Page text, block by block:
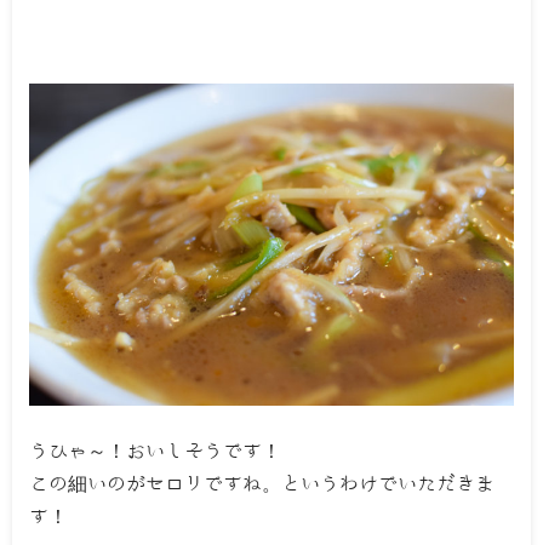
うひゃ～！おいしそうです！
この細いのがセロリですね。というわけでいただきま
す！